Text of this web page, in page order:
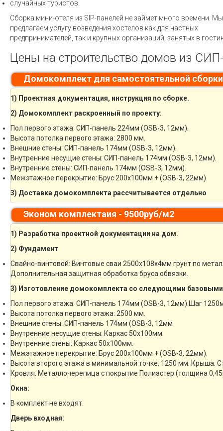
случайных туристов.
Сборка мини-отеля из SIP-панелей не займет много времени. Мы
предлагаем услугу возведения хостелов как для частных
предпринимателей, так и крупных организаций, занятых в
Цены на строительство домов из
Домокомплект для самостоятельной
1) Проектная документация, инструкция по сборке.
2) Домокомплект раскроенный по проекту:
Пол первого этажа: СИП-панель 224мм (OSB-3, 12мм).
Высота потолка первого этажа: 2800 мм.
Внешние стены: СИП-панель 174мм (OSB-3, 12мм).
Внутренние несущие стены: СИП-панель 174мм (OSB-3, 12мм).
Внутренние стены: СИП-панель 174мм (OSB-3, 12мм).
Межэтажное перекрытие: Брус 200х100мм + (OSB-3, 22мм).
3) Доставка домокомплекта рассчитывается отдельно
Эконом комплектаия - 9500руб/м2
1) Разработка проектной документации на дом.
2) Фундамент
Свайно-винтовой: Винтовые сваи 2500х108х4мм грунт по
Дополнительная защитная обработка бруса обвязки.
3) Изготовление домокомплекта со следующими базовыми
Пол первого этажа: СИП-панель 174мм (OSB-3, 12мм).Шаг
Высота потолка первого этажа: 2500 мм.
Внешние стены: СИП-панель 174мм (OSB-3, 12мм
Внутренние несущие стены: Каркас 50х100мм.
Внутренние стены: Каркас 50х100мм.
Межэтажное перекрытие: Брус 200х100мм + (OSB-3, 22мм).
Высота второго этажа в минимальной точке: 1250 мм. Крыша:
Кровля: Металлочерепица с покрытие Полиэстер (толщина
Окна:
В комплект не входят.
Дверь входная: